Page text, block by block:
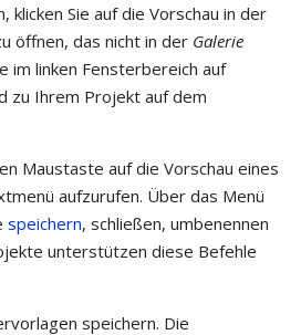
klicken Sie auf die Vorschau in der
öffnen, das nicht in der Galerie
im linken Fensterbereich auf
zu Ihrem Projekt auf dem
Maustaste auf die Vorschau eines
aufzurufen. Über das Menü
speichern, schließen, umbenennen
unterstützen diese Befehle
speichern. Die